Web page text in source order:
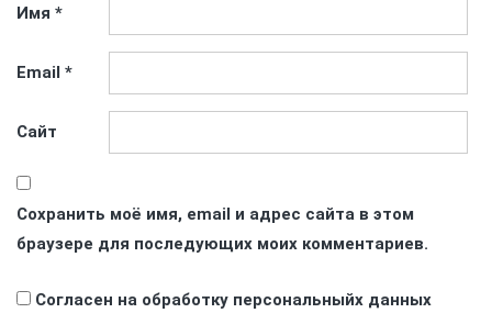
Имя *
Email *
Сайт
Сохранить моё имя, email и адрес сайта в этом
браузере для последующих моих комментариев.
Согласен на обработку персональныйх данных